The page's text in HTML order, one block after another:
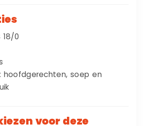
18/0
hoofdgerechten, soep en
voor deze